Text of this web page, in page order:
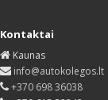
Kontaktai
Kaunas
info@autokolegos.lt
+370 698 36038